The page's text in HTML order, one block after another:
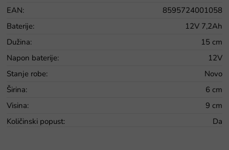
EAN:
8595724001058
Baterije:
12V 7,2Ah
Dužina:
15 cm
Napon baterije:
12V
Stanje robe:
Novo
Širina:
6 cm
Visina:
9 cm
Količinski popust: Da